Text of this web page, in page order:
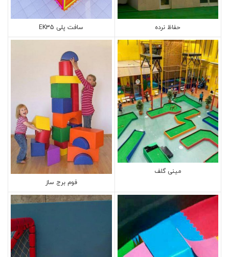
حفاظ نرده سافت پلی EK35
مینی گلف
فوم برج ساز